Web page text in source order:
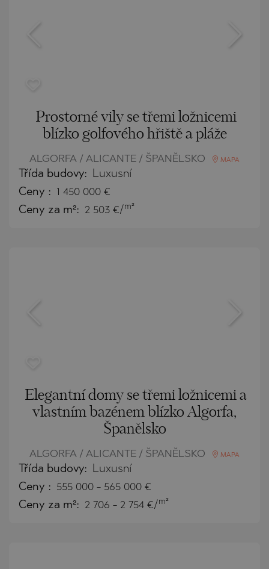
Prostorné vily se třemi ložnicemi
blízko golfového hřiště a pláže
ALGORFA / ALICANTE / ŠPANĚLSKO MAPA
Třída budovy: Luxusní
Ceny : 1 450 000 €
Ceny za m²: 2 503 €/ m²
Elegantní domy se třemi ložnicemi a
vlastním bazénem blízko Algorfa,
Španělsko
ALGORFA / ALICANTE / ŠPANĚLSKO MAPA
Třída budovy: Luxusní
Ceny : 555 000 - 565 000 €
Ceny za m²: 2 706 - 2 754 €/ m²